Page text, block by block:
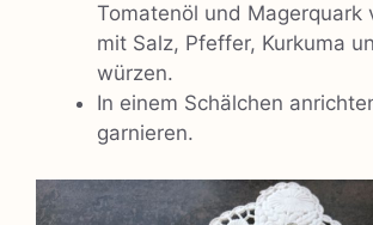
Tomatenöl und Magerquark
mit Salz, Pfeffer, Kurkuma
würzen.
In einem Schälchen
garnieren.